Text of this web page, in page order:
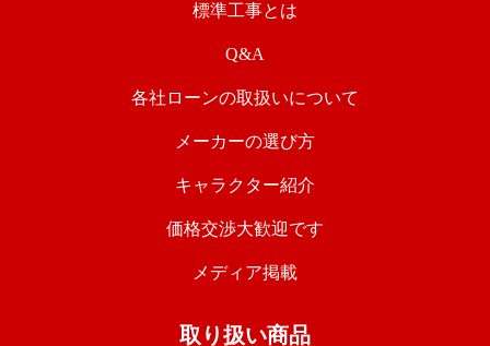
標準工事とは
Q&A
各社ローンの取扱いについて
メーカーの選び方
キャラクター紹介
価格交渉大歓迎です
メディア掲載
取り扱い商品